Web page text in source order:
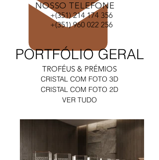
NOSSO TELEFONE
+(351)214 174 356
+(351)960 022 256
PORTFÓLIO GERAL
TROFÉUS & PRÉMIOS
CRISTAL COM FOTO 3D
CRISTAL COM FOTO 2D
VER TUDO